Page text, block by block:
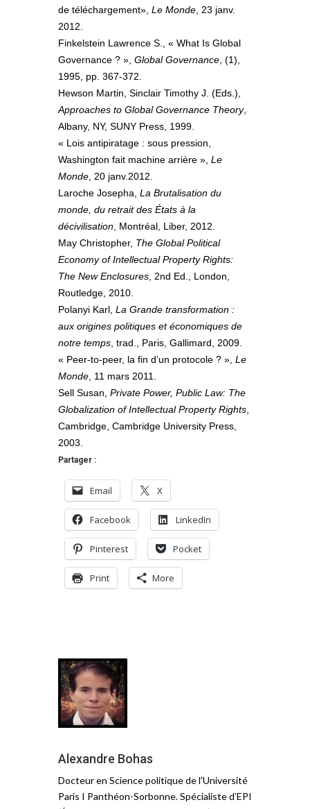
de téléchargement», Le Monde, 23 janv.
2012.
Finkelstein Lawrence S., « What Is Global
Governance ? », Global Governance, (1),
1995, pp. 367-372.
Hewson Martin, Sinclair Timothy J. (Eds.),
Approaches to Global Governance Theory,
Albany, NY, SUNY Press, 1999.
« Lois antipiratage : sous pression,
Washington fait machine arrière », Le
Monde, 20 janv.2012.
Laroche Josepha, La Brutalisation du
monde, du retrait des États à la
décivilisation, Montréal, Liber, 2012.
May Christopher, The Global Political
Economy of Intellectual Property Rights:
The New Enclosures, 2nd Ed., London,
Routledge, 2010.
Polanyi Karl, La Grande transformation :
aux origines politiques et économiques de
notre temps, trad., Paris, Gallimard, 2009.
« Peer-to-peer, la fin d’un protocole ? », Le
Monde, 11 mars 2011.
Sell Susan, Private Power, Public Law: The
Globalization of Intellectual Property Rights,
Cambridge, Cambridge University Press,
2003.
Partager :
Email X
Facebook LinkedIn
Pinterest Pocket
Print More
Alexandre Bohas
Docteur en Science politique de l’Université
Paris I Panthéon-Sorbonne. Spécialiste d’EPI